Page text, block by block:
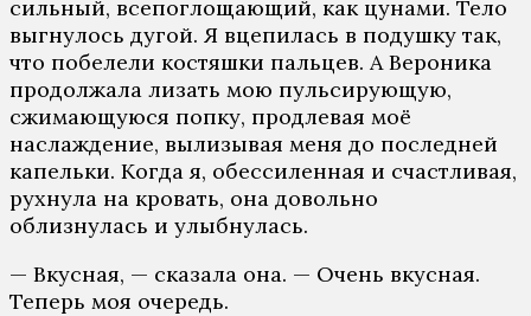
сильный, всепоглощающий, как цунами. Тело
выгнулось дугой. Я вцепилась в подушку так,
что побелели костяшки пальцев. А Вероника
продолжала лизать мою пульсирующую,
сжимающуюся попку, продлевая моё
наслаждение, вылизывая меня до последней
капельки. Когда я, обессиленная и счастливая,
рухнула на кровать, она довольно
облизнулась и улыбнулась.
— Вкусная, — сказала она. — Очень вкусная.
Теперь моя очередь.